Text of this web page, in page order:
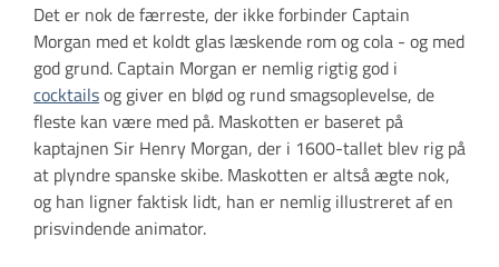
Det er nok de færreste, der ikke forbinder Captain
Morgan med et koldt glas læskende rom og cola - og med
god grund. Captain Morgan er nemlig rigtig god i
cocktailsog giver en blød og rund smagsoplevelse, de
fleste kan være med på. Maskotten er baseret på
kaptajnen Sir Henry Morgan, der i 1600-tallet blev rig på
at plyndre spanske skibe. Maskotten er altså ægte nok,
og han ligner faktisk lidt, han er nemlig illustreret af en
prisvindende animator.